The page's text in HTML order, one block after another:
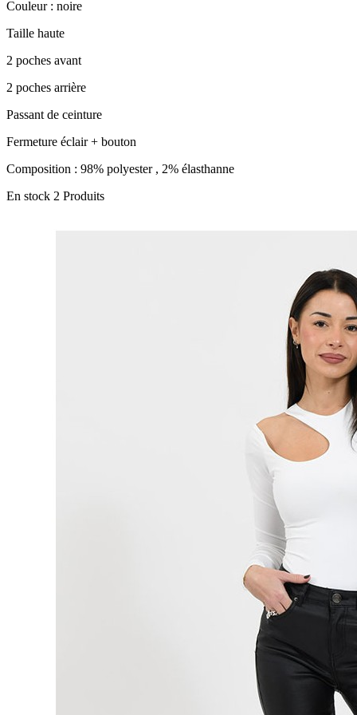
Couleur : noire
Taille haute
2 poches avant
2 poches arrière
Passant de ceinture
Fermeture éclair + bouton
Composition : 98% polyester , 2% élasthanne
En stock 2 Produits